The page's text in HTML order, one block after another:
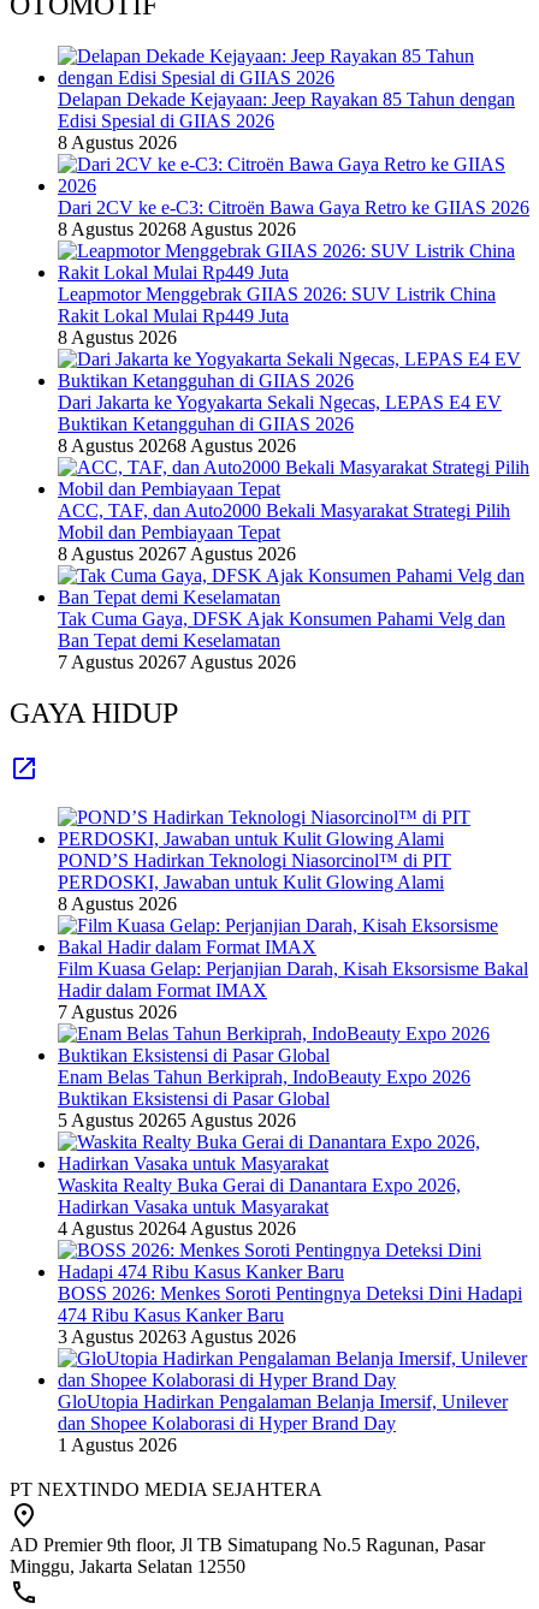
Delapan Dekade Kejayaan: Jeep Rayakan 85 Tahun dengan
Edisi Spesial di GIIAS 2026
8 Agustus 2026
Dari 2CV ke e-C3: Citroën Bawa Gaya Retro ke GIIAS 2026
8 Agustus 20268 Agustus 2026
Leapmotor Menggebrak GIIAS 2026: SUV Listrik China
Rakit Lokal Mulai Rp449 Juta
8 Agustus 2026
Dari Jakarta ke Yogyakarta Sekali Ngecas, LEPAS E4 EV
Buktikan Ketangguhan di GIIAS 2026
8 Agustus 20268 Agustus 2026
ACC, TAF, dan Auto2000 Bekali Masyarakat Strategi Pilih
Mobil dan Pembiayaan Tepat
8 Agustus 20267 Agustus 2026
Tak Cuma Gaya, DFSK Ajak Konsumen Pahami Velg dan
Ban Tepat demi Keselamatan
7 Agustus 20267 Agustus 2026
GAYA HIDUP
POND’S Hadirkan Teknologi Niasorcinol™ di PIT
PERDOSKI, Jawaban untuk Kulit Glowing Alami
8 Agustus 2026
Film Kuasa Gelap: Perjanjian Darah, Kisah Eksorsisme Bakal
Hadir dalam Format IMAX
7 Agustus 2026
Enam Belas Tahun Berkiprah, IndoBeauty Expo 2026
Buktikan Eksistensi di Pasar Global
5 Agustus 20265 Agustus 2026
Waskita Realty Buka Gerai di Danantara Expo 2026,
Hadirkan Vasaka untuk Masyarakat
4 Agustus 20264 Agustus 2026
BOSS 2026: Menkes Soroti Pentingnya Deteksi Dini Hadapi
474 Ribu Kasus Kanker Baru
3 Agustus 20263 Agustus 2026
GloUtopia Hadirkan Pengalaman Belanja Imersif, Unilever
dan Shopee Kolaborasi di Hyper Brand Day
1 Agustus 2026
PT NEXTINDO MEDIA SEJAHTERA
AD Premier 9th floor, Jl TB Simatupang No.5 Ragunan, Pasar
Minggu, Jakarta Selatan 12550